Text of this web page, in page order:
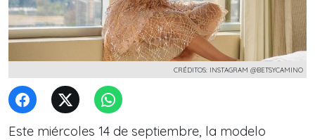
CRÉDITOS: INSTAGRAM @BETSYCAMINO
Este miércoles 14 de septiembre, la modelo